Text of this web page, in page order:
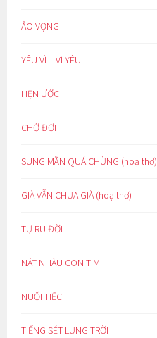
ẢO VỌNG
YÊU VÌ – VÌ YÊU
HẸN ƯỚC
CHỜ ĐỢI
SUNG MÃN QUÁ CHỪNG (hoạ thơ)
GIÀ VẪN CHƯA GIÀ (hoạ thơ)
TỰ RU ĐỜI
NÁT NHÀU CON TIM
NUỐI TIẾC
TIẾNG SÉT LƯNG TRỜI